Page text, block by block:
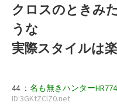
クロスのときみ
うな
実際スタイルは
44 ： 名も無きハンターHR774
ID:3GKtZClZ0.net